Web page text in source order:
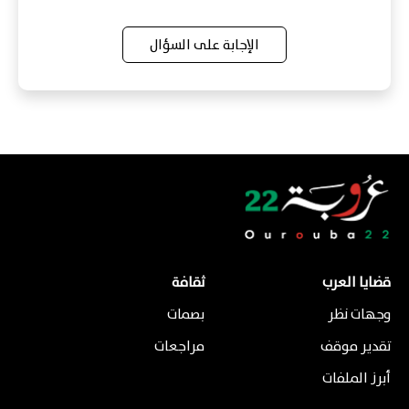
الإجابة على السؤال
قضايا العرب
وجهات نظر
تقدير موقف
أبرز الملفات
ثقافة
بصمات
مراجعات